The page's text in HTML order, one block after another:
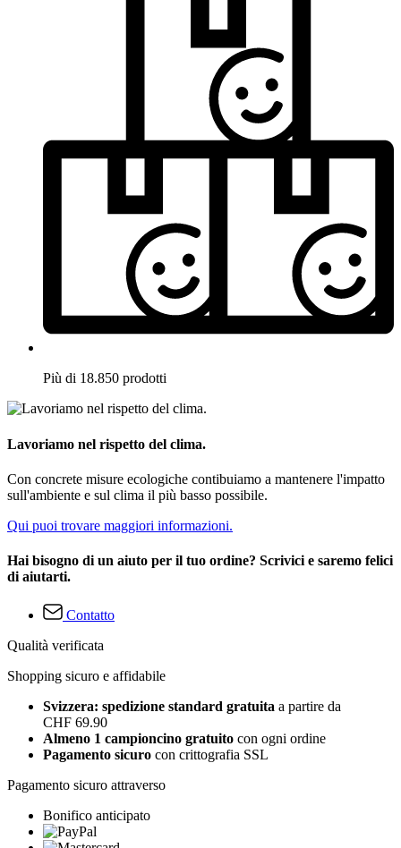
Più di 18.850 prodotti
Lavoriamo nel rispetto del clima.
Con concrete misure ecologiche contibuiamo a mantenere l'impatto
sull'ambiente e sul clima il più basso possibile.
Qui puoi trovare maggiori informazioni.
Hai bisogno di un aiuto per il tuo ordine? Scrivici e saremo felici
di aiutarti.
Contatto
Qualità verificata
Shopping sicuro e affidabile
Svizzera: spedizione standard gratuita a partire da
CHF 69.90
Almeno 1 campioncino gratuito con ogni ordine
Pagamento sicuro con crittografia SSL
Pagamento sicuro attraverso
Bonifico anticipato